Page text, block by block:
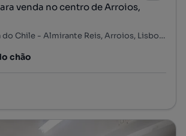
venda no centro de Arroios,
Alameda - Praça do Chile - Almirante Reis, Arroios, Lisboa, Lisboa
quadrado
chão